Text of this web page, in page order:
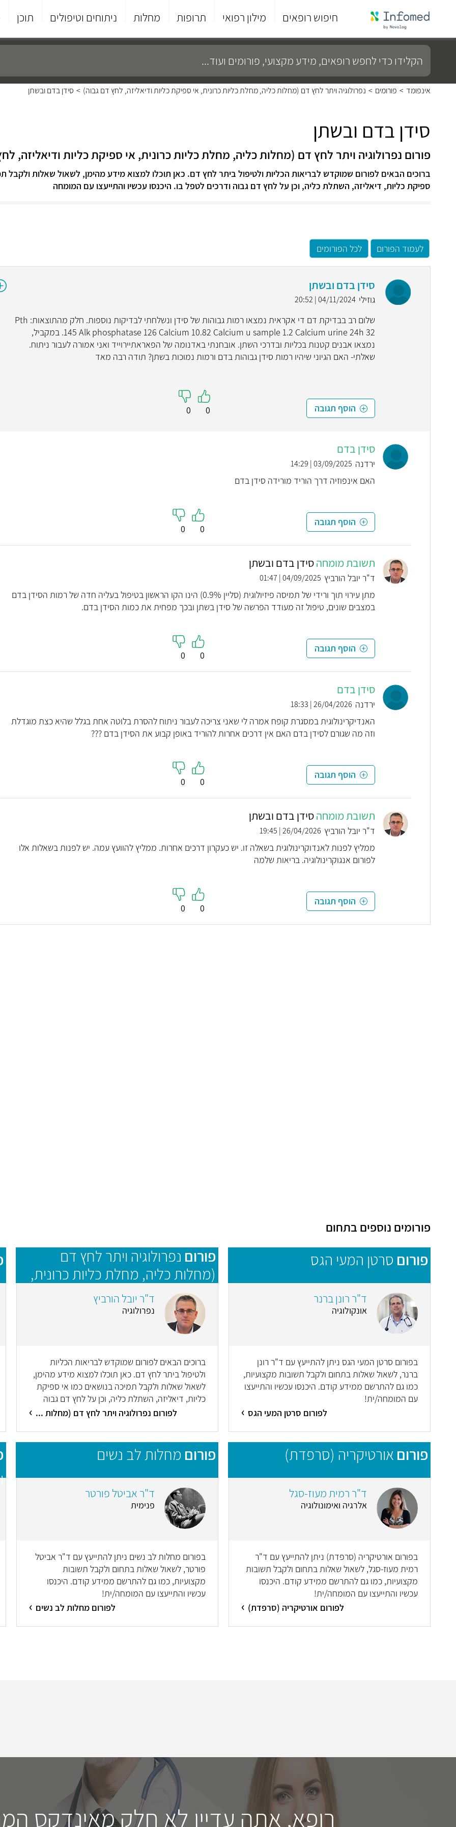
חיפוש רופאים מילון רפואי תרופות מחלות ניתוחים וטיפולים תוכן
סוף
התפריט
הקלידו
כדי
לחפש
רופאים,
מידע
מקצועי,
אינפומד > פורומים > נפרולוגיה ויתר לחץ דם (מחלות כליה, מחלת כליות כרונית, אי ספיקת כליות ודיאליזה, לחץ דם גבוה) > סידן בדם ובשתן
סידן בדם ובשתן
פורום נפרולוגיה ויתר לחץ דם (מחלות כליה, מחלת כליות כרונית, אי ספיקת כליות ודיאליזה,
ברוכים הבאים לפורום שמוקדש לבריאות הכליות ולטיפול ביתר לחץ דם. כאן תוכלו למצוא מידע מהימן, לשאול שאלות ולקבל
ספיקת כליות, דיאליזה, השתלת כליה, וכן על לחץ דם גבוה ודרכים לטפל בו. היכנסו עכשיו והתייעצו עם המומחה
לעמוד הפורום לכל הפורומים
סידן בדם ובשתן
גוזילי 04/11/2024 | 20:52
שלום רב בבדיקת דם די אקראית נמצאו רמות גבוהות של סידן ונשלחתי לבדיקות נוספות. חלק מהתוצאות: Pth
145 Alk phosphatase 126 Calcium 10.82 Calcium u sample 1.2 Calcium urine 24h 32. במקביל,
נמצאו אבנים קטנות בכליות ובדרכי השתן. אובחנתי באדנומה של הפאראתיירוייד ואני אמורה לעבור ניתוח.
שאלתי- האם הגיוני שיהיו רמות סידן גבוהות בדם ורמות נמוכות בשתן? תודה רבה מאד
הוסף תגובה 0
0
סידן בדם
ירדנה 03/09/2025 | 14:29
האם אינפוזיה דרך הוריד מורידה סידן בדם
הוסף תגובה
0
0
תשובת מומחהסידן בדם ובשתן
ד"ר יובל הורביץ 04/09/2025 | 01:47
מתן עירוי תוך ורידי של תמיסה פיזיולוגית (סליין 0.9%) הינו הקו הראשון בטיפול בעליה חדה של רמות הסידן בדם
במצבים שונים, טיפול זה מעודד הפרשה של סידן בשתן ובכך מפחית את כמות הסידן בדם.
הוסף תגובה
0
0
סידן בדם
ירדנה 26/04/2026 | 18:33
האנדיקרינולוגית במסגרת קופח אמרה לי שאני צריכה לעבור ניתוח להסרת בלוטה אחת בגלל שהיא כצת מוגדלת
וזה מה שגורם לסידן בדם האם אין דרכים אחרות להוריד באופן קבוע את הסידן בדם ???
הוסף תגובה
0
0
תשובת מומחהסידן בדם ובשתן
ד"ר יובל הורביץ 26/04/2026 | 19:45
ממליץ לפנות לאנדוקרינולוגית בשאלה זו. יש כעקרון דרכים אחרות. ממליץ להוועץ עמה. יש לפנות בשאלות אלו
לפורום אנגוקרינולוגיה. בריאות שלמה
הוסף תגובה
0
0
ריאות
"אני רואה את דר וולנר כרופא טוב מאד"
מומחית
פורומים נוספים בתחום
פורום סרטן המעי הגס
ד"ר רונן ברנר
אונקולוגיה
בפורום סרטן המעי הגס ניתן להתייעץ עם ד"ר רונן
ברנר, לשאול שאלות בתחום ולקבל תשובות מקצועיות,
כמו גם להתרשם ממידע קודם. היכנסו עכשיו והתייעצו
עם המומחה/ית!
לפורום סרטן המעי הגס
פורום נפרולוגיה ויתר לחץ דם
(מחלות כליה, מחלת כליות כרונית,
אי ספיקת כליות ודיאליזה, לחץ דם
גבוה)
ד"ר יובל הורביץ
נפרולוגיה
ברוכים הבאים לפורום שמוקדש לבריאות הכליות
ולטיפול ביתר לחץ דם. כאן תוכלו למצוא מידע מהימן,
לשאול שאלות ולקבל תמיכה בנושאים כמו אי ספיקת
כליות, דיאליזה, השתלת כליה, וכן על לחץ דם גבוה
ודרכים לטפל בו. היכנסו עכשיו והתייעצו עם המומחה
לפורום נפרולוגיה ויתר לחץ דם (מחלות ...
פורום אורטיקריה (סרפדת)
ד"ר רמית מעוז-סגל
אלרגיה ואימונולוגיה
בפורום אורטיקריה (סרפדת) ניתן להתייעץ עם ד"ר
רמית מעוז-סגל, לשאול שאלות בתחום ולקבל תשובות
מקצועיות, כמו גם להתרשם ממידע קודם. היכנסו
עכשיו והתייעצו עם המומחה/ית!
לפורום אורטיקריה (סרפדת)
פורום מחלות לב נשים
ד"ר אביטל פורטר
פנימית
בפורום מחלות לב נשים ניתן להתייעץ עם ד"ר אביטל
פורטר, לשאול שאלות בתחום ולקבל תשובות
מקצועיות, כמו גם להתרשם ממידע קודם. היכנסו
עכשיו והתייעצו עם המומחה/ית!
לפורום מחלות לב נשים
רופא, אתה עדיין לא חלק מאינדקס